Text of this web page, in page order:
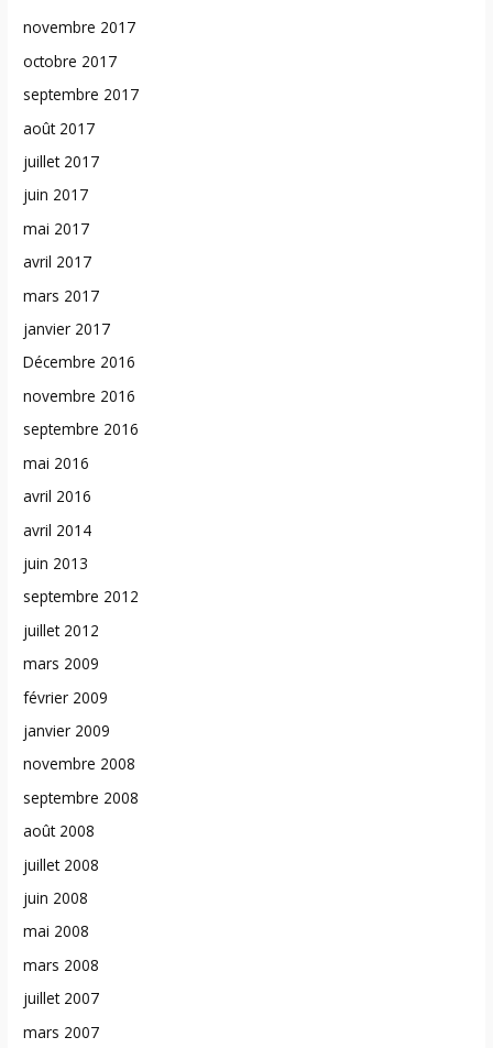
novembre 2017
octobre 2017
septembre 2017
août 2017
juillet 2017
juin 2017
mai 2017
avril 2017
mars 2017
janvier 2017
Décembre 2016
novembre 2016
septembre 2016
mai 2016
avril 2016
avril 2014
juin 2013
septembre 2012
juillet 2012
mars 2009
février 2009
janvier 2009
novembre 2008
septembre 2008
août 2008
juillet 2008
juin 2008
mai 2008
mars 2008
juillet 2007
mars 2007